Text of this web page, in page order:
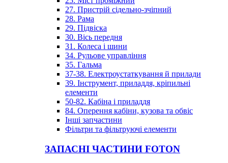
27. Пристрій сідельно-зчіпний
28. Рама
29. Підвіска
30. Вісь передня
31. Колеса і шини
34. Рульове управління
35. Гальма
37-38. Електроустаткування й прилади
39. Інструмент, приладдя, кріпильні
елементи
50-82. Кабіна і приладдя
84. Оперення кабіни, кузова та обвіс
Інші запчастини
Фільтри та фільтруючі елементи
ЗАПАСНІ ЧАСТИНИ FOTON